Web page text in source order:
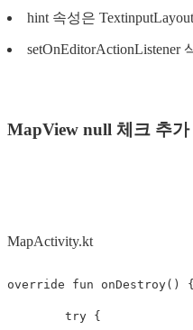
hint 속성은
setOnEditorActionListener
MapView null 체크 추가
MapActivity.kt
override fun onDestroy() {
try {